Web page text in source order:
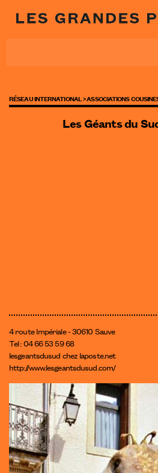
RÉSEAU INTERNATIONAL >ASSOCIATIONS
Les Géants du
4 route Impériale - 30610 Sauve
Tel : 04 66 53 59 68
lesgeantsdusud chez laposte.net
http://www.lesgeantsdusud.com/